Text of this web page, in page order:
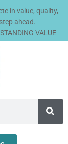
in value, quality,
ahead.
VALUE